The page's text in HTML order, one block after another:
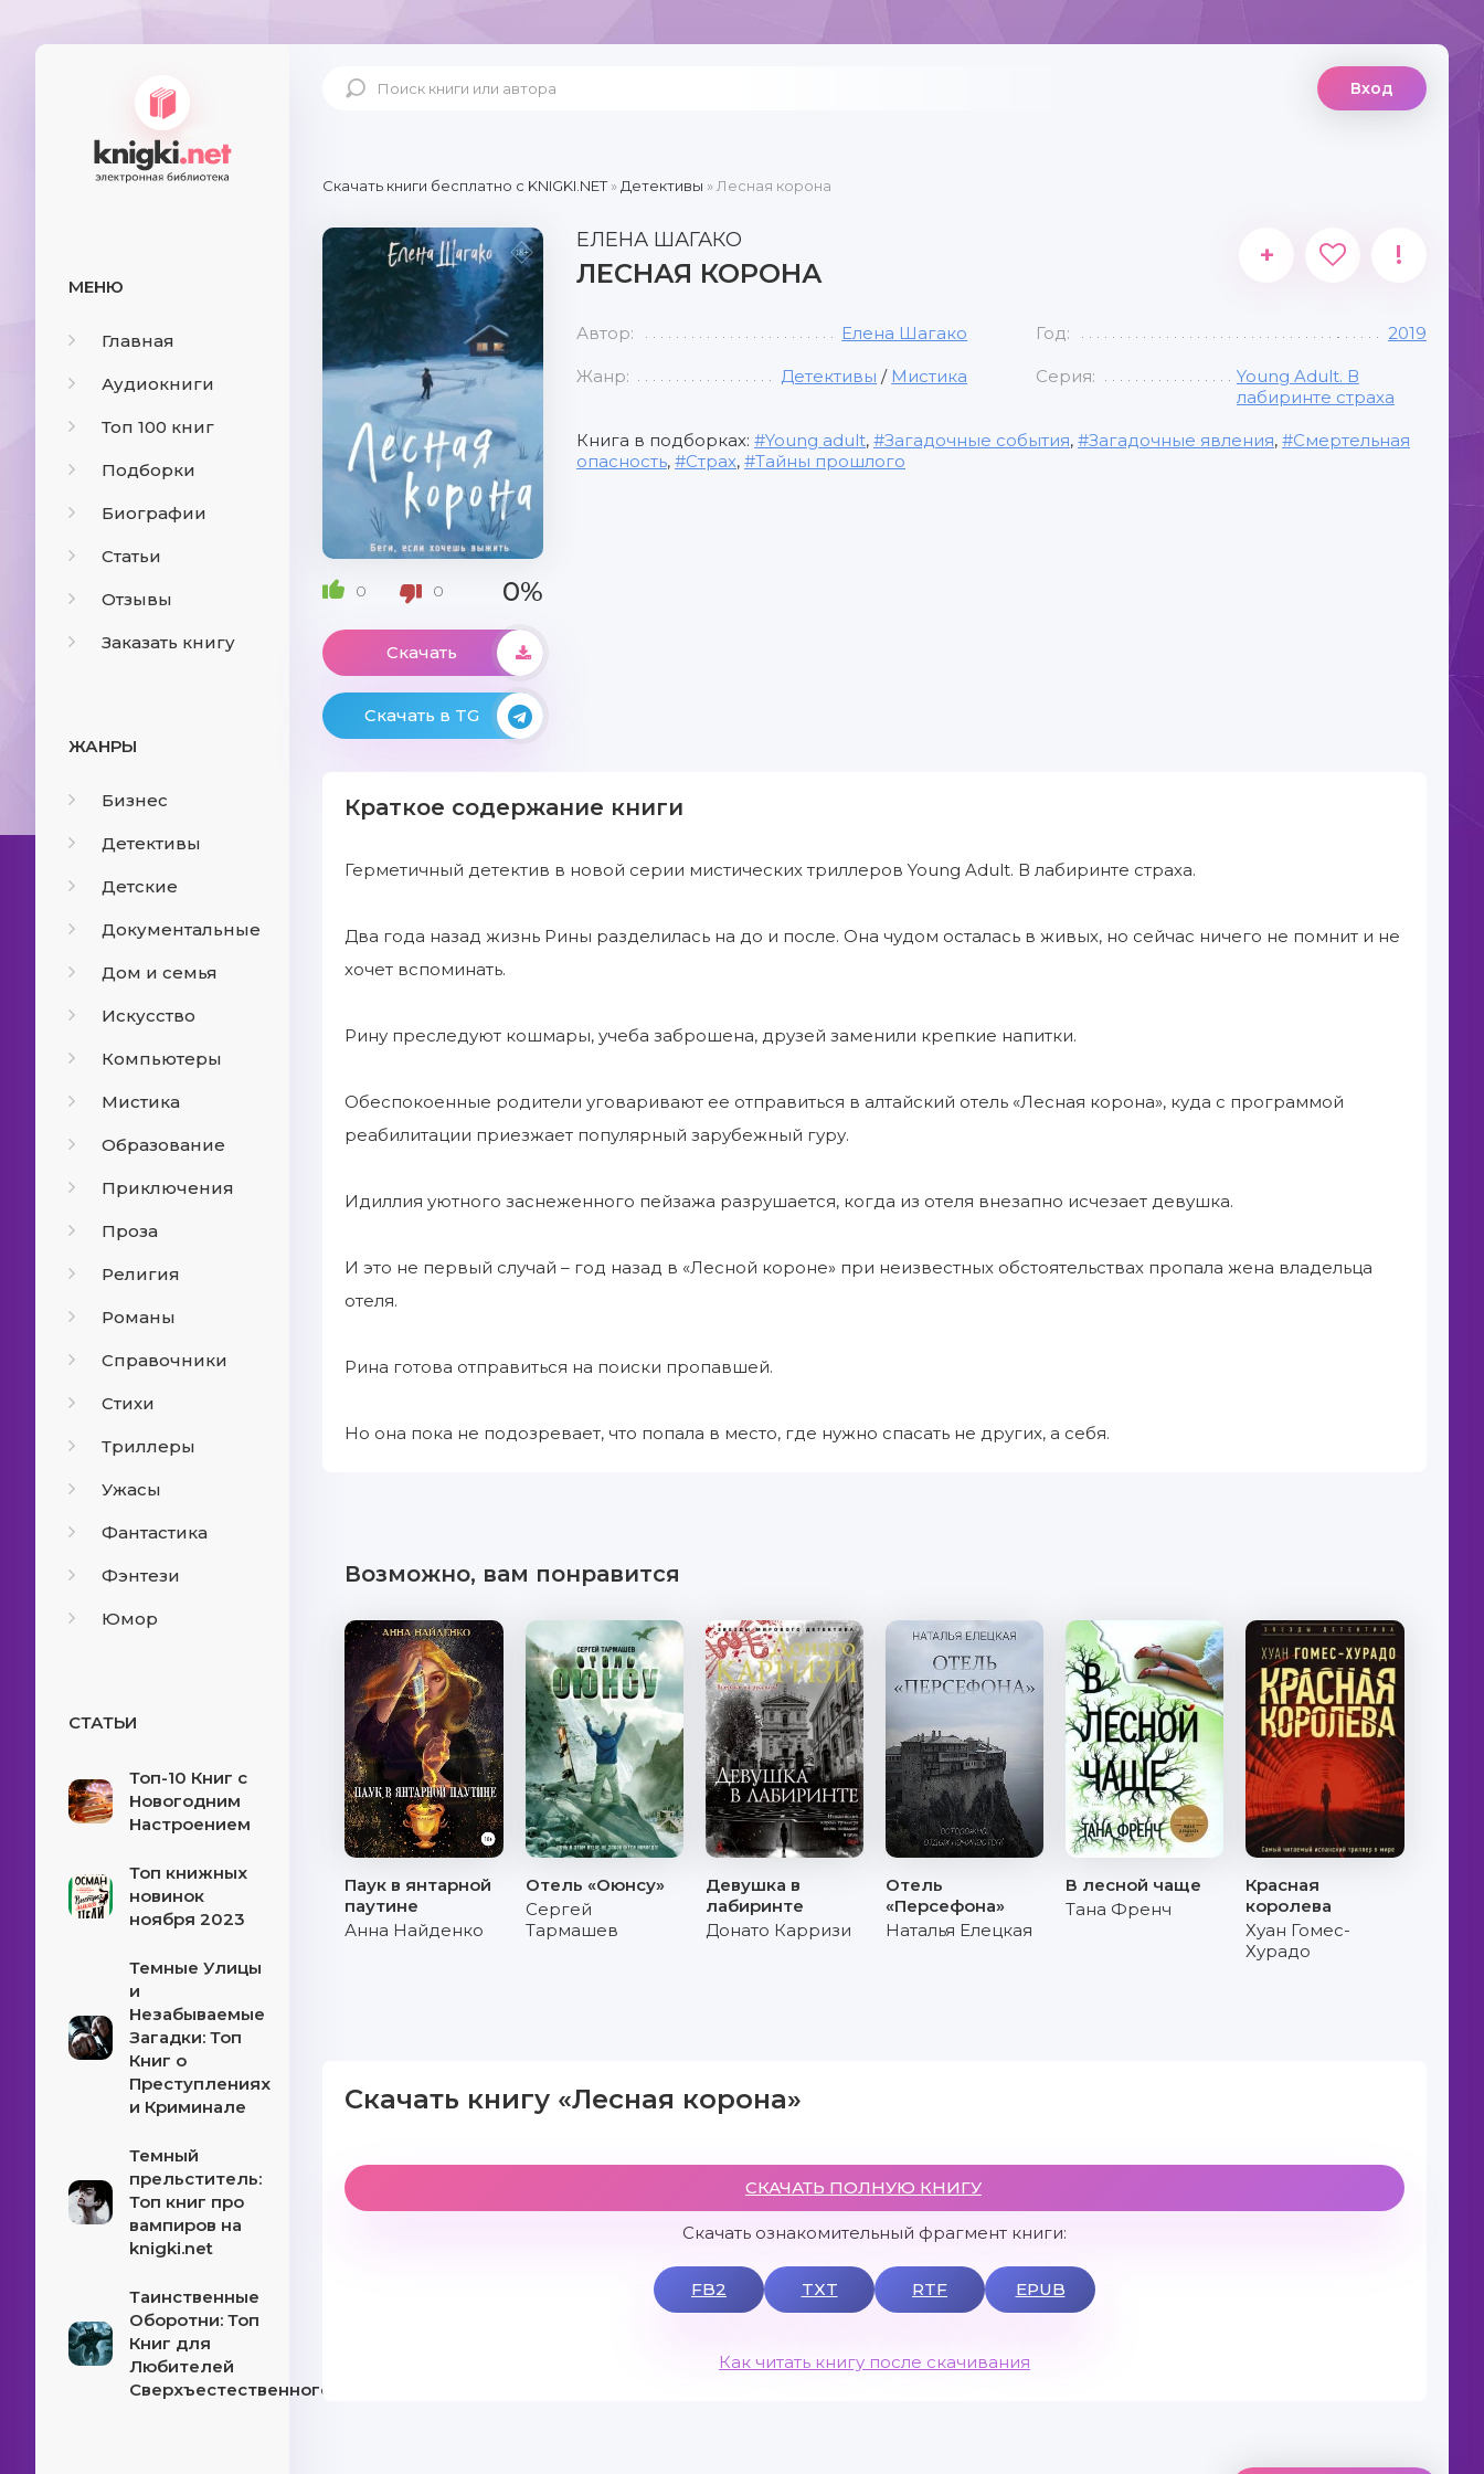
МЕНЮ
Главная
Аудиокниги
Топ 100 книг
Подборки
Биографии
Статьи
Отзывы
Заказать книгу
ЖАНРЫ
Бизнес
Детективы
Детские
Документальные
Дом и семья
Искусство
Компьютеры
Мистика
Образование
Приключения
Проза
Религия
Романы
Справочники
Стихи
Триллеры
Ужасы
Фантастика
Фэнтези
Юмор
СТАТЬИ
Топ-10 Книг с
Новогодним
Настроением
Топ книжных
новинок
ноября 2023
Темные Улицы
и
Незабываемые
Загадки: Топ
Книг о
Преступлениях
и Криминале
Темный
прельститель:
Топ книг про
вампиров на
knigki.net
Таинственные
Оборотни: Топ
Книг для
Любителей
Сверхъестественного!
Вход
Скачать книги бесплатно c KNIGKI.NET» Детективы » Лесная корона
0 0 0%
Скачать
Скачать в TG
ЕЛЕНА ШАГАКО
ЛЕСНАЯ КОРОНА
+ !
Автор: Елена Шагако Год: 2019
Жанр: Детективы / Мистика Серия:
Young Adult. В
лабиринте страха
Книга в подборках: Young adult, Загадочные события, Загадочные явления,
Смертельная
опасность, Страх, Тайны прошлого
Краткое содержание книги
Герметичный детектив в новой серии мистических триллеров Young Adult. В лабиринте страха.
Два года назад жизнь Рины разделилась на до и после. Она чудом осталась в живых, но сейчас ничего не помнит и не
хочет вспоминать.
Рину преследуют кошмары, учеба заброшена, друзей заменили крепкие напитки.
Обеспокоенные родители уговаривают ее отправиться в алтайский отель «Лесная корона», куда с программой
реабилитации приезжает популярный зарубежный гуру.
Идиллия уютного заснеженного пейзажа разрушается, когда из отеля внезапно исчезает девушка.
И это не первый случай – год назад в «Лесной короне» при неизвестных обстоятельствах пропала жена владельца
отеля.
Рина готова отправиться на поиски пропавшей.
Но она пока не подозревает, что попала в место, где нужно спасать не других, а себя.
Возможно, вам понравится
Паук в янтарной
паутине
Анна Найденко
Отель «Оюнсу»
Сергей
Тармашев
Девушка в
лабиринте
Донато Карризи
Отель
«Персефона»
Наталья Елецкая
В лесной чаще
Тана Френч
Красная
королева
Хуан Гомес-
Хурадо
Скачать книгу «Лесная корона»
СКАЧАТЬ ПОЛНУЮ КНИГУ
Скачать ознакомительный фрагмент книги:
FB2 TXT RTF EPUB
Как читать книгу после скачивания